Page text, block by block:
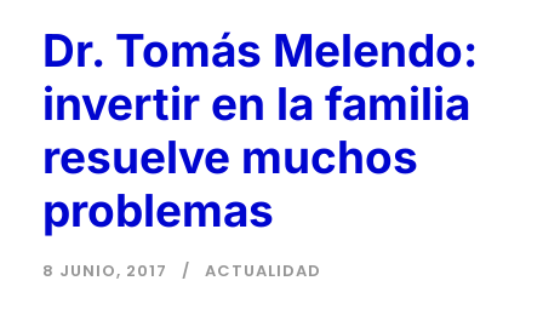
Dr. Tomás Melendo:
invertir en la familia
resuelve muchos
problemas
8 JUNIO, 2017 ACTUALIDAD